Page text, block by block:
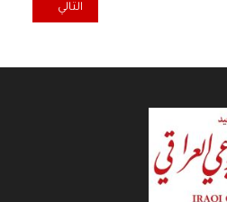
انتخابات رئاسية المقال التالي:
التالي